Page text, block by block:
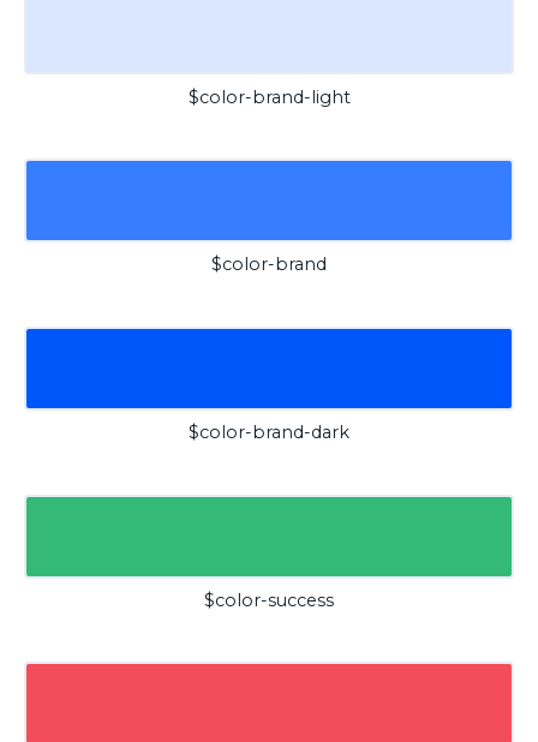
$color-brand-light
$color-brand
$color-brand-dark
$color-success